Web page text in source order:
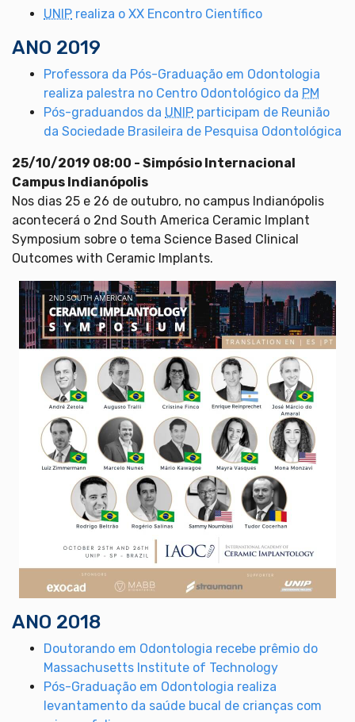
UNIP realiza o XX Encontro Científico
ANO 2019
Professora da Pós-Graduação em Odontologia
realiza palestra no Centro Odontológico da PM
Pós-graduandos da UNIP participam de Reunião
da Sociedade Brasileira de Pesquisa Odontológica
25/10/2019 08:00 - Simpósio Internacional
Campus Indianópolis
Nos dias 25 e 26 de outubro, no campus Indianópolis
acontecerá o 2nd South America Ceramic Implant
Symposium sobre o tema Science Based Clinical
Outcomes with Ceramic Implants.
ANO 2018
Doutorando em Odontologia recebe prêmio do
Massachusetts Institute of Technology
Pós-Graduação em Odontologia realiza
levantamento da saúde bucal de crianças com